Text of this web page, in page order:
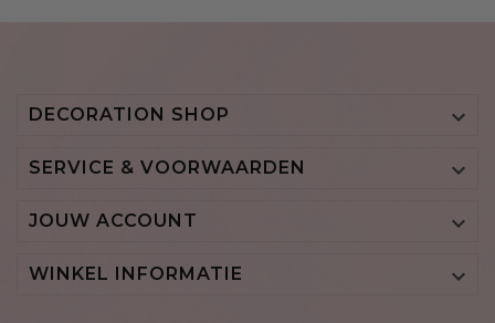
DECORATION SHOP 
SERVICE & VOORWAARDEN 
JOUW ACCOUNT 
WINKEL INFORMATIE 